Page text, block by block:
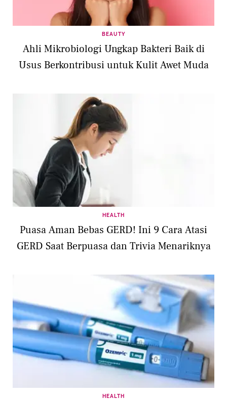
BEAUTY
Ahli Mikrobiologi Ungkap Bakteri Baik di
Usus Berkontribusi untuk Kulit Awet Muda
HEALTH
Puasa Aman Bebas GERD! Ini 9 Cara Atasi
GERD Saat Berpuasa dan Trivia Menariknya
HEALTH